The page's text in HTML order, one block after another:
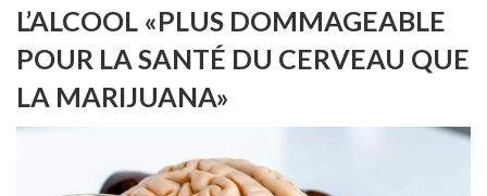
L’ALCOOL «PLUS DOMMAGEABLE
POUR LA SANTÉ DU CERVEAU QUE
LA MARIJUANA»